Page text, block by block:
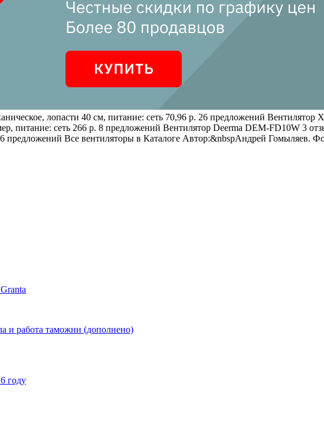
лопасти 40 см, питание: сеть 70,96 р. 26 предложений Вентилятор
питание: сеть 266 р. 8 предложений Вентилятор Deerma DEM-FD10W 3
предложений Все вентиляторы в Каталоге Автор:&nbspАндрей Гомыляев.
и работа таможни (дополнено)
году